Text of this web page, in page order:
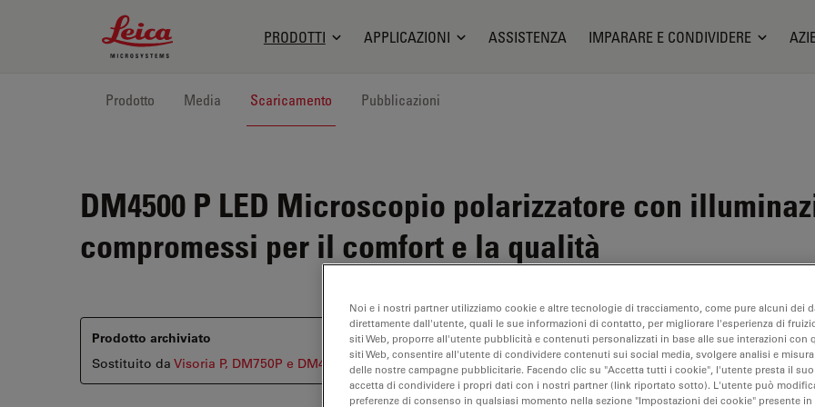
Leica Microsystems Logo
PRODOTTI APPLICAZIONI ASSISTENZA IMPARARE E CONDIVIDERE
Prodotto Media Scaricamento Pubblicazioni
DM4500 P LED Microscopio polarizzatore con
compromessi per il comfort e la qualità
Prodotto archiviato
Sostituito da Visoria P, DM750P e DM4P
Noi e i nostri partner utilizziamo cookie e altre tecnologie di tracciamento, come pure alcuni dei
direttamente dall'utente, quali le sue informazioni di contatto, per migliorare l'esperienza di
siti Web, proporre all'utente pubblicità e contenuti personalizzati in base alle sue interazioni con
siti Web, consentire all'utente di condividere contenuti sui social media, svolgere analisi e
delle nostre campagne pubblicitarie. Facendo clic su "Accetta tutti i cookie", l'utente presta il
accetta di condividere i propri dati con i nostri partner (link riportato sotto). L'utente può
preferenze di consenso in qualsiasi momento nella sezione "Impostazioni dei cookie" presente